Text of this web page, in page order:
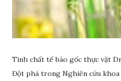
Tinh chất tế bào gốc thực vật
Đột phá trong Nghiên cứu khoa